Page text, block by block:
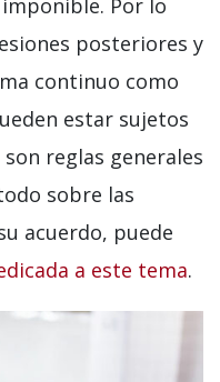
Por lo
posteriores y
continuo como
estar sujetos
reglas generales
sobre las
acuerdo, puede
a este tema.